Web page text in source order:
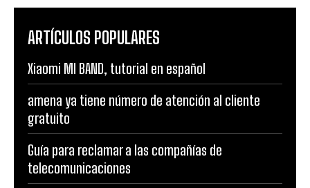
ARTÍCULOS POPULARES
Xiaomi MI BAND, tutorial en español
amena ya tiene número de atención al cliente
gratuito
Guía para reclamar a las compañías de
telecomunicaciones